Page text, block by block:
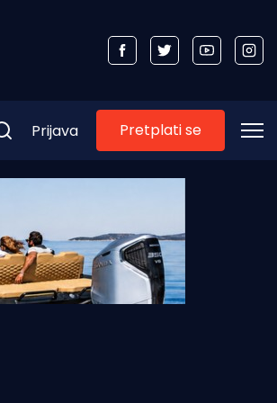
Prijava Pretplati se